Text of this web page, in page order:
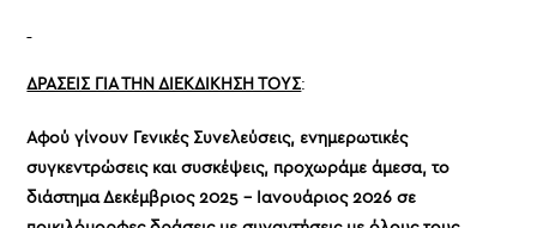
ΔΡΑΣΕΙΣ ΓΙΑ ΤΗΝ ΔΙΕΚΔΙΚΗΣΗ ΤΟΥΣ:
Αφού γίνουν Γενικές Συνελεύσεις, ενημερωτικές
συγκεντρώσεις και συσκέψεις, προχωράμε άμεσα, το
διάστημα Δεκέμβριος 2025 – Ιανουάριος 2026 σε